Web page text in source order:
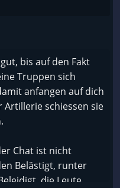
bis auf den Fakt
Truppen sich
anfangen auf dich
schiessen sie
Chat ist nicht
Belästigt, runter
die Leute